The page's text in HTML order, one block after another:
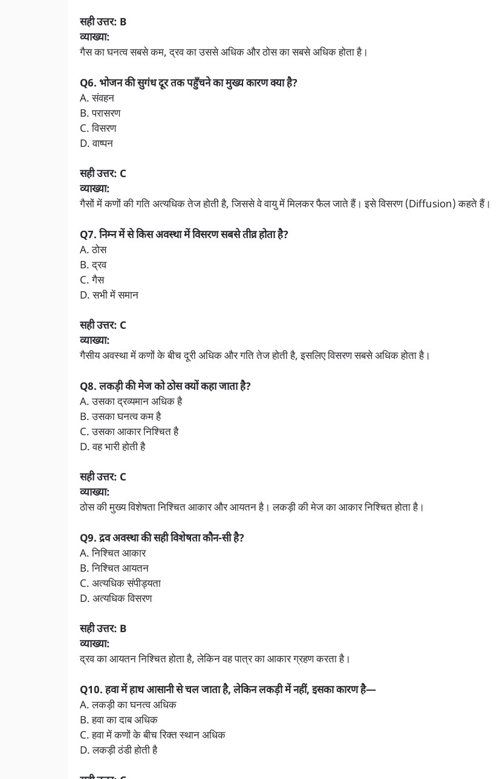
सही उत्तर: B
व्याख्या:
गैस का घनत्व सबसे कम, द्रव का उससे अधिक और ठोस का सबसे अधिक होता है।
Q6. भोजन की सुगंध दूर तक पहुँचने का मुख्य कारण क्या है?
A. संवहन
B. परासरण
C. विसरण
D. वाष्पन
सही उत्तर: C
व्याख्या:
गैसों में कणों की गति अत्यधिक तेज होती है, जिससे वे वायु में मिलकर फैल जाते हैं। इसे विसरण (Diffusion) कहते हैं।
Q7. निम्न में से किस अवस्था में विसरण सबसे तीव्र होता है?
A. ठोस
B. द्रव
C. गैस
D. सभी में समान
सही उत्तर: C
व्याख्या:
गैसीय अवस्था में कणों के बीच दूरी अधिक और गति तेज होती है, इसलिए विसरण सबसे अधिक होता है।
Q8. लकड़ी की मेज को ठोस क्यों कहा जाता है?
A. उसका द्रव्यमान अधिक है
B. उसका घनत्व कम है
C. उसका आकार निश्चित है
D. वह भारी होती है
सही उत्तर: C
व्याख्या:
ठोस की मुख्य विशेषता निश्चित आकार और आयतन है। लकड़ी की मेज का आकार निश्चित होता है।
Q9. द्रव अवस्था की सही विशेषता कौन-सी है?
A. निश्चित आकार
B. निश्चित आयतन
C. अत्यधिक संपीड्यता
D. अत्यधिक विसरण
सही उत्तर: B
व्याख्या:
द्रव का आयतन निश्चित होता है, लेकिन वह पात्र का आकार ग्रहण करता है।
Q10. हवा में हाथ आसानी से चल जाता है, लेकिन लकड़ी में नहीं, इसका कारण है—
A. लकड़ी का घनत्व अधिक
B. हवा का दाब अधिक
C. हवा में कणों के बीच रिक्त स्थान अधिक
D. लकड़ी ठंडी होती है